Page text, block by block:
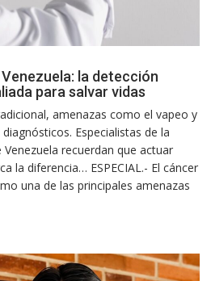
la detección
para salvar vidas
amenazas como el vapeo y
Especialistas de la
recuerdan que actuar
la diferencia… ESPECIAL.- El cáncer
una de las principales amenazas